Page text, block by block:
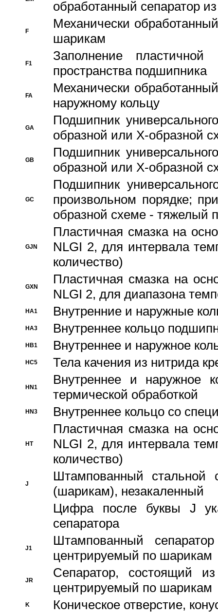
обработанный сепаратор
F
Механически
шарикам
F1
Заполнение
пространства подшипника
FA
Механически
наружному кольцу
GA
Подшипник
образной или Х-образной
GB
Подшипник
образной или Х-образной
GC
Подшипник
произвольном порядке;
образной схеме - тяжелый
GJN
Пластичная смазка на
NLGI 2, для интервала
количество)
GXN
Пластичная смазка на
NLGI 2, для диапазона
HA1 Внутренние и наружные
HA3 Bнутреннее кольцо
HB1 Bнутреннее и наружное
HC5 Тела качения из нитрида
HN1
Bнутреннее и наружное
термической обработкой
HN3 Внутреннее кольцо со
HT
Пластичная смазка на
NLGI 2, для интервала
количество)
J
Штампованный стальной
(шарикам), незакаленный
Цифра после буквы J
сепаратора
J1
Штампованный
центрируемый по шарикам
JR
Сепаратор, состоящий
центрируемый по шарикам
K Коническое отверстие,